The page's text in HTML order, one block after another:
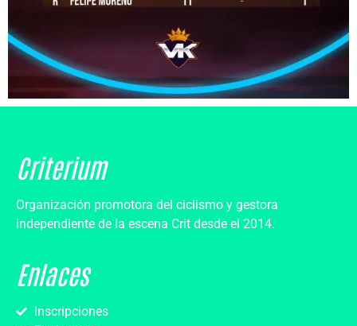
Criterium
Organización promotora del ciclismo y gestora
independiente de la escena Crit desde el 2014.
Enlaces
Inscripciones